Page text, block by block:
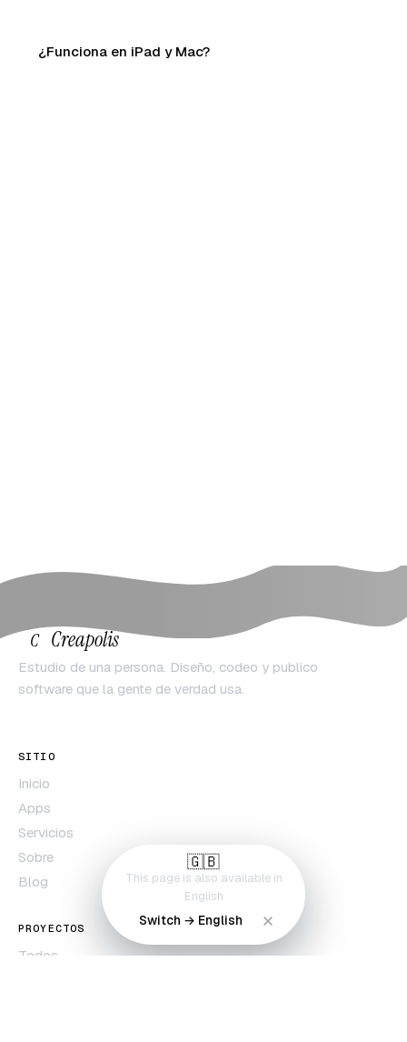
¿Funciona en iPad y Mac?
C Creapolis
Estudio de una persona. Diseño, codeo y publico
software que la gente de verdad usa.
SITIO
Inicio
Apps
Servicios
Sobre
Blog
PROYECTOS
Todos
🇬🇧
This page is also available in
English
Switch → English